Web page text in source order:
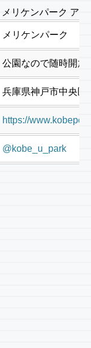
メリケンパーク ア
メリケンパーク
公園なので随時開放
兵庫県神戸市中央区
https://
@kobe_u_park